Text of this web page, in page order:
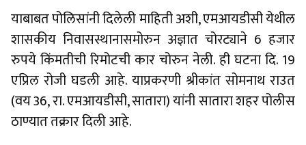
याबाबत पोलिसांनी दिलेली माहिती अशी, एमआयडीसी येथील
शासकीय निवासस्थानासमोरुन अज्ञात चोरट्याने 6 हजार
रुपये किंमतीची रिमोटची कार चोरुन नेली. ही घटना दि. 19
एप्रिल रोजी घडली आहे. याप्रकरणी श्रीकांत सोमनाथ राउत
(वय 36, रा. एमआयडीसी, सातारा) यांनी सातारा शहर पोलीस
ठाण्यात तक्रार दिली आहे.